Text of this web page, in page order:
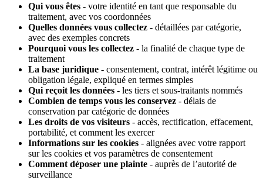
Qui vous êtes - votre identité en tant que responsable du
traitement, avec vos coordonnées
Quelles données vous collectez - détaillées par catégorie,
avec des exemples concrets
Pourquoi vous les collectez - la finalité de chaque type de
traitement
La base juridique - consentement, contrat, intérêt légitime ou
obligation légale, expliqué en termes simples
Qui reçoit les données - les tiers et sous-traitants nommés
Combien de temps vous les conservez - délais de
conservation par catégorie de données
Les droits de vos visiteurs - accès, rectification, effacement,
portabilité, et comment les exercer
Informations sur les cookies - alignées avec votre rapport
sur les cookies et vos paramètres de consentement
Comment déposer une plainte - auprès de l’autorité de
surveillance